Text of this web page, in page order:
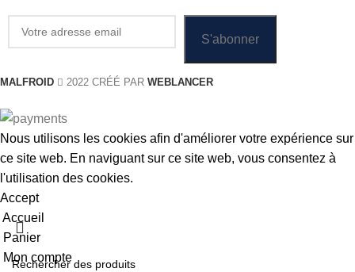
MALFROID 2022 CRÉÉ PAR WEBLANCER
Nous utilisons les cookies afin d'améliorer votre expérience sur
ce site web. En naviguant sur ce site web, vous consentez à
l'utilisation des cookies.
Accept
Accueil
Panier
Mon compte